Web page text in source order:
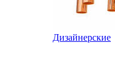
Дизайнерские